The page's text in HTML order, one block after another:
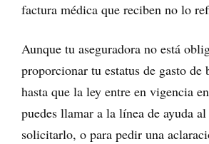
factura médica que reciben no lo
Aunque tu aseguradora no está
proporcionar tu estatus de gasto
hasta que la ley entre en vigencia
puedes llamar a la línea de ayuda
solicitarlo, o para pedir una